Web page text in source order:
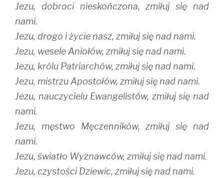
Jezu, dobroci nieskończona, zmiłuj się nad
nami.
Jezu, drogo i życie nasz, zmiłuj się nad nami.
Jezu, wesele Aniołów, zmiłuj się nad nami.
Jezu, królu Patriarchów, zmiłuj się nad nami.
Jezu, mistrzu Apostołów, zmiłuj się nad nami.
Jezu, nauczycielu Ewangelistów, zmiłuj się nad
nami.
Jezu, męstwo Męczenników, zmiłuj się nad
nami.
Jezu, światło Wyznawców, zmiłuj się nad nami.
Jezu, czystości Dziewic, zmiłuj się nad nami.